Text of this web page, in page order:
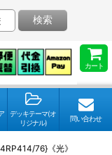
カート
検索
デッキテーマ(オ
リジナル)
問い合わせ
76}《光》